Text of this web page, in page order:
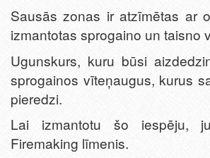
Sausās zonas ir atzīmētas ar
izmantotas sprogaino un taisno
Ugunskurs, kuru būsi
sprogainos vīteņaugus, kurus
pieredzi.
Lai izmantotu šo iespēju,
Firemaking līmenis.